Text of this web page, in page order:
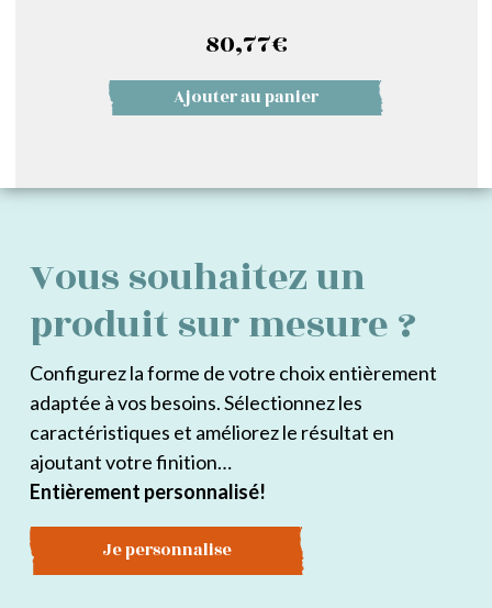
80,77€
Ajouter au panier
Vous souhaitez un
produit sur mesure ?
Configurez la forme de votre choix entièrement
adaptée à vos besoins. Sélectionnez les
caractéristiques et améliorez le résultat en
ajoutant votre finition…
Entièrement personnalisé!
Je personnalise